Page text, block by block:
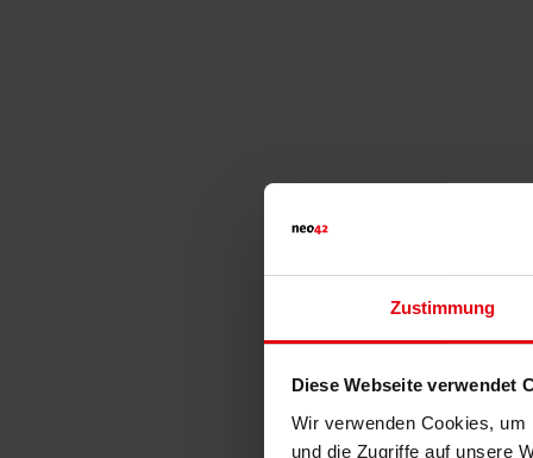
Zustimmung
Diese Webseite verwendet
Wir verwenden Cookies,
und die Zugriffe auf unsere